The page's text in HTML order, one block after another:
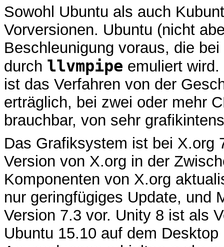
Sowohl Ubuntu als auch
Vorversionen. Ubuntu (nicht
Beschleunigung voraus, die
durch llvmpipe emuliert
ist das Verfahren von der
erträglich, bei zwei oder mehr
brauchbar, von sehr
Das Grafiksystem ist bei X.org
Version von X.org in der
Komponenten von X.org
nur geringfügiges Update, und
Version 7.3 vor. Unity 8 ist als
Ubuntu 15.10 auf dem